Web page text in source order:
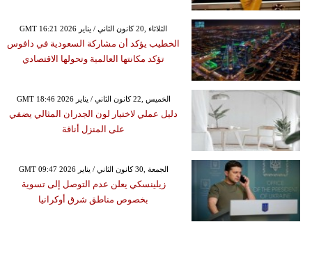
GMT 16:21 2026 الثلاثاء ,20 كانون الثاني / يناير
الخطيب يؤكد أن مشاركة السعودية في دافوس
تؤكد مكانتها العالمية وتحولها الاقتصادي
GMT 18:46 2026 الخميس ,22 كانون الثاني / يناير
دليل عملي لاختيار لون الجدران المثالي يضفي
على المنزل أناقة
GMT 09:47 2026 الجمعة ,30 كانون الثاني / يناير
زيلينسكي يعلن عدم التوصل إلى تسوية
بخصوص مناطق شرق أوكرانيا